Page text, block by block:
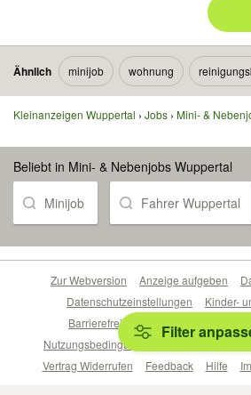
Ähnlich minijob wohnung
Kleinanzeigen Wuppertal Jobs Mini- &
Beliebt in Mini- & Nebenjobs Wuppertal
Minijob Fahrer Wuppertal
Filter
Zur Webversion Anzeige aufgeben
Datenschutzeinstellungen
Kinder-
Barrierefreiheitserklärung
Nutzungsbedingungen
Beliebte Suchen
Vertrag Widerrufen
Feedback Hilfe